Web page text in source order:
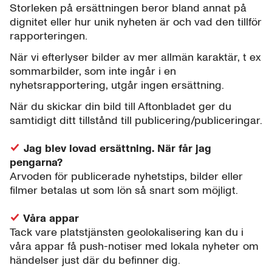
Storleken på ersättningen beror bland annat på
dignitet eller hur unik nyheten är och vad den tillför
rapporteringen.
När vi efterlyser bilder av mer allmän karaktär, t ex
sommarbilder, som inte ingår i en
nyhetsrapportering, utgår ingen ersättning.
När du skickar din bild till Aftonbladet ger du
samtidigt ditt tillstånd till publicering/publiceringar.
Jag blev lovad ersättning. När får jag
pengarna?
Arvoden för publicerade nyhetstips, bilder eller
filmer betalas ut som lön så snart som möjligt.
Våra appar
Tack vare platstjänsten geolokalisering kan du i
våra appar få push-notiser med lokala nyheter om
händelser just där du befinner dig.